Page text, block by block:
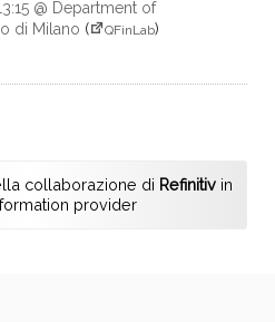
@ Department of
di Milano ( QFinLab)
collaborazione di Refinitiv in
provider